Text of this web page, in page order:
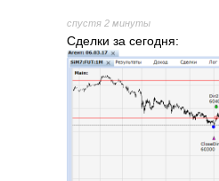
спустя 2 минуты
Сделки за сегодня: